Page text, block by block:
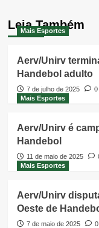
Leia Também
Mais Esportes
Aerv/Unirv
Handebol adulto
7 de julho de 2025
0
Mais Esportes
Aerv/Unirv é
Handebol
11 de maio de 2025
Mais Esportes
Aerv/Unirv
Oeste de
7 de maio de 2025 0